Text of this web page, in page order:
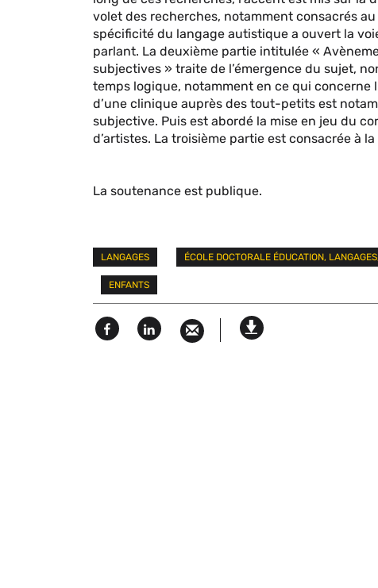
volet des recherches, notamment consacrés
spécificité du langage autistique a ouvert la
parlant. La deuxième partie intitulée «
subjectives » traite de l’émergence du sujet,
temps logique, notamment en ce qui concerne
d’une clinique auprès des tout-petits est
subjective. Puis est abordé la mise en jeu du
d’artistes. La troisième partie est consacrée à
La soutenance est publique.
Mots
clés
LANGAGES ÉCOLE DOCTORALE ÉDUCATION,
ENFANTS
FacebookLinked